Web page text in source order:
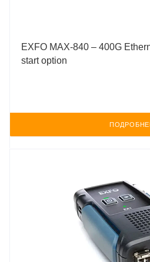
EXFO MAX-840 – 400G
start option